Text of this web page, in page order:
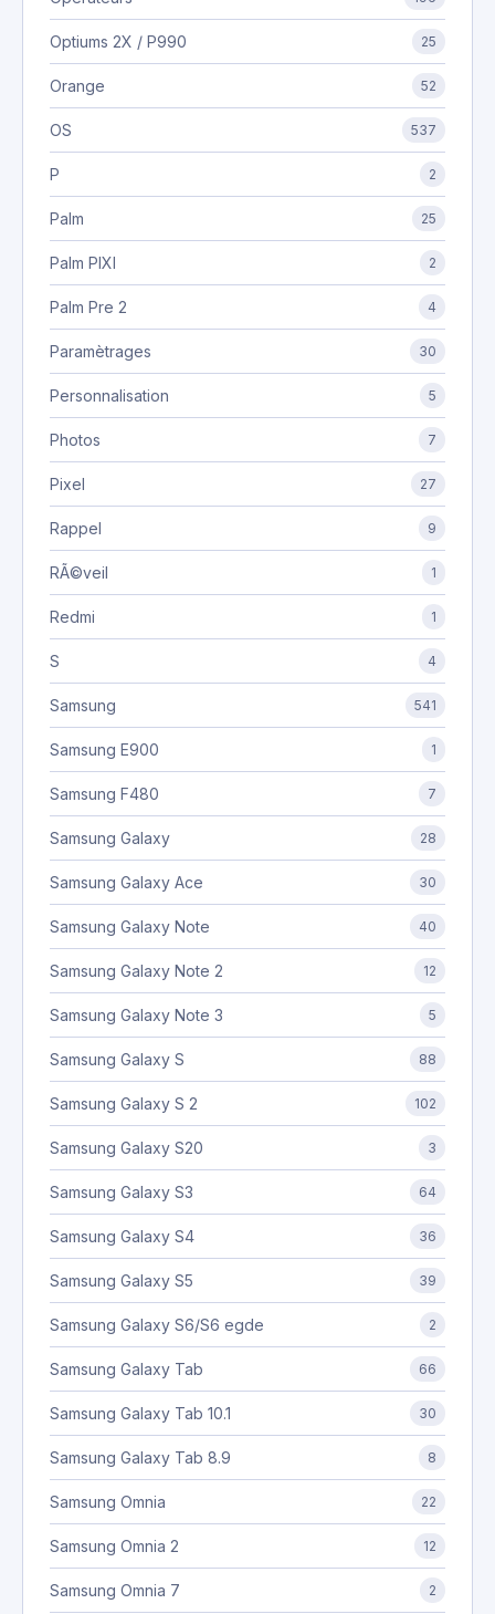
Optiums 2X / P990 25
Orange 52
OS 537
P 2
Palm 25
Palm PIXI 2
Palm Pre 2 4
Paramètrages 30
Personnalisation 5
Photos 7
Pixel 27
Rappel 9
RÃ©veil 1
Redmi 1
S 4
Samsung 541
Samsung E900 1
Samsung F480 7
Samsung Galaxy 28
Samsung Galaxy Ace 30
Samsung Galaxy Note 40
Samsung Galaxy Note 2 12
Samsung Galaxy Note 3 5
Samsung Galaxy S 88
Samsung Galaxy S 2 102
Samsung Galaxy S20 3
Samsung Galaxy S3 64
Samsung Galaxy S4 36
Samsung Galaxy S5 39
Samsung Galaxy S6/S6 egde 2
Samsung Galaxy Tab 66
Samsung Galaxy Tab 10.1 30
Samsung Galaxy Tab 8.9 8
Samsung Omnia 22
Samsung Omnia 2 12
Samsung Omnia 7 2